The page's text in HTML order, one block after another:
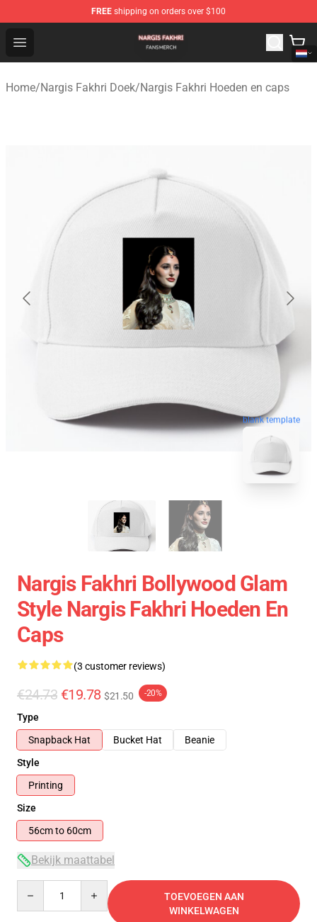
FREE shipping on orders over $100
Open menu
Nargis Fakhri Shop - Official Nargis Fakhri Merchandise
Home/Nargis Fakhri Doek/Nargis Fakhri Hoeden en caps
blank template
Nargis Fakhri Bollywood Glam
Style Nargis Fakhri Hoeden En
Caps
(3 customer reviews)
€24.73 €19.78 $21.50 -20%
Type
Snapback Hat
Bucket Hat
Beanie
Style
Printing
Size
56cm to 60cm
Bekijk maattabel
TOEVOEGEN AAN
WINKELWAGEN